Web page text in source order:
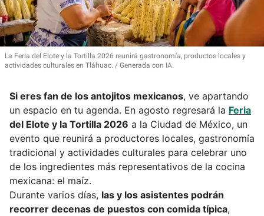
La Feria del Elote y la Tortilla 2026 reunirá gastronomía, productos locales y
actividades culturales en Tláhuac.
Generada con IA.
Si eres fan de los antojitos mexicanos, ve apartando
un espacio en tu agenda. En agosto regresará la Feria
del Elote y la Tortilla 2026 a la Ciudad de México, un
evento que reunirá a productores locales, gastronomía
tradicional y actividades culturales para celebrar uno
de los ingredientes más representativos de la cocina
mexicana: el maíz.
Durante varios días, las y los asistentes podrán
recorrer decenas de puestos con comida típica,